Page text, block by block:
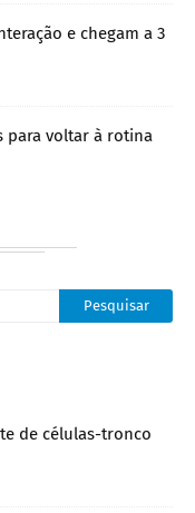
e chegam a 3
para voltar à rotina
de células-tronco